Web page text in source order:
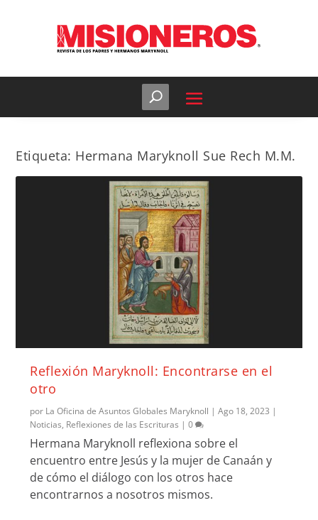
Etiqueta: Hermana Maryknoll Sue Rech M.M.
Reflexión Maryknoll: Encontrarse en el
otro
por La Oficina de Asuntos Globales Maryknoll |Ago 18, 2023 |
Noticias, Reflexiones de las Escrituras |0
Hermana Maryknoll reflexiona sobre el
encuentro entre Jesús y la mujer de Canaán y
de cómo el diálogo con los otros hace
encontrarnos a nosotros mismos.